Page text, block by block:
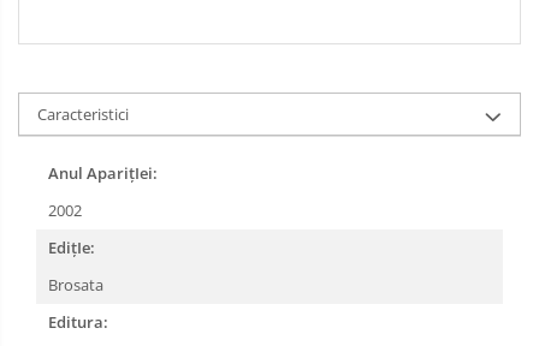
Caracteristici
Anul AparițIei:
2002
EdițIe:
Brosata
Editura: